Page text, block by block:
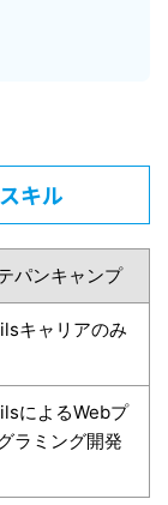
キル
パンキャンプ
キャリアのみ
によるWebプ
ラミング開発